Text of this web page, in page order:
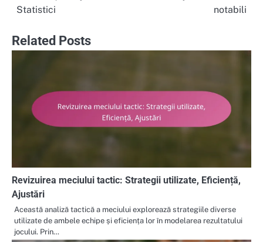
Statistici
notabili
Related Posts
Revizuirea meciului tactic: Strategii utilizate, Eficiență,
Ajustări
Această analiză tactică a meciului explorează strategiile diverse
utilizate de ambele echipe și eficiența lor în modelarea rezultatului
jocului. Prin…